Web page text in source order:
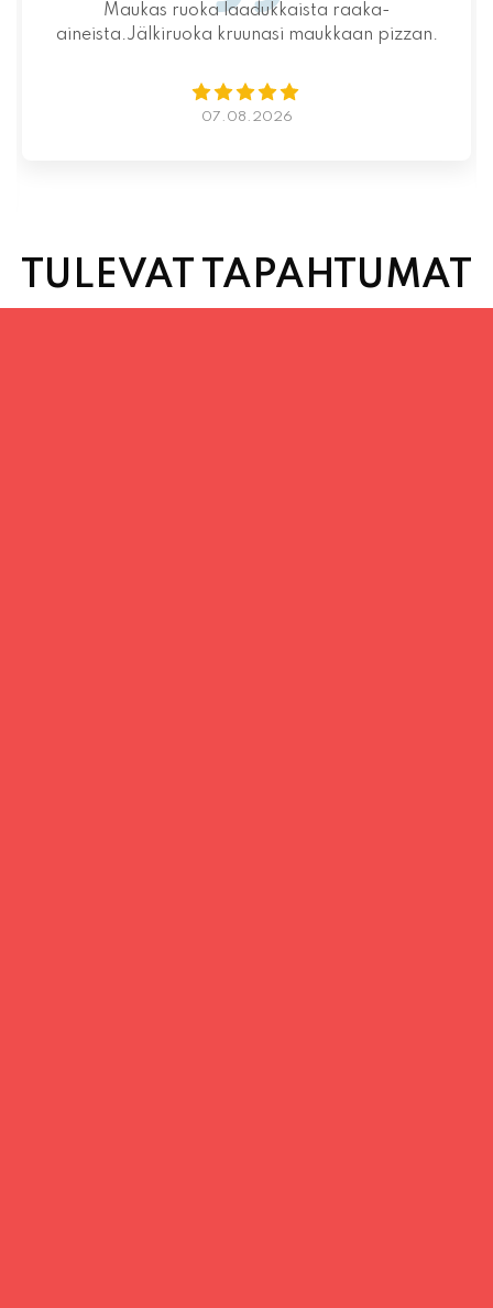
Maukas ruoka laadukkaista raaka-
aineista.Jälkiruoka kruunasi maukkaan pizzan.
07.08.2026
TULEVAT TAPAHTUMAT